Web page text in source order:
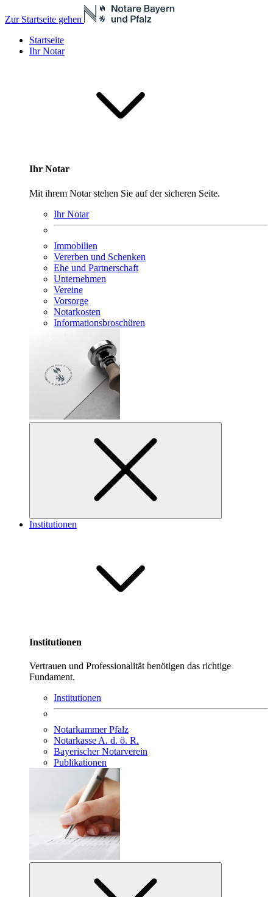
Zur Startseite gehen
Startseite
Ihr Notar
Ihr Notar
Mit ihrem Notar stehen Sie auf der sicheren Seite.
Ihr Notar
Immobilien
Vererben und Schenken
Ehe und Partnerschaft
Unternehmen
Vereine
Vorsorge
Notarkosten
Informationsbroschüren
Institutionen
Institutionen
Vertrauen und Professionalität benötigen das richtige
Fundament.
Institutionen
Notarkammer Pfalz
Notarkasse A. d. ö. R.
Bayerischer Notarverein
Publikationen